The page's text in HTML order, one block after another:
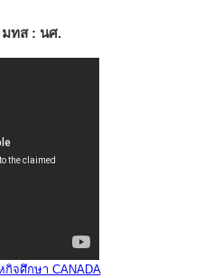
ทส : นศ.
กิจศึกษา CANADA